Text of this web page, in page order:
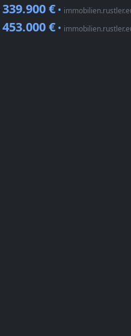
339.900 € •
453.000 € •